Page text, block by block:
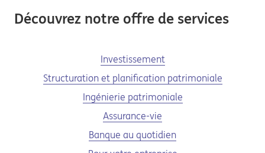
Découvrez notre offre de services
Investissement
Structuration et planification patrimoniale
Ingénierie patrimoniale
Assurance-vie
Banque au quotidien